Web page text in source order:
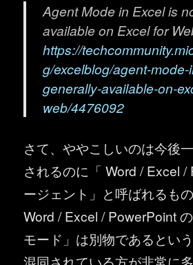
Agent Mode in Excel is
available on Excel for
https://
g/excelblog/agent-
generally-available-on-
web/4476092
さて、ややこしいのは今後
されるのに「 Word / Excel /
ージェント」と呼ばれるも
Word / Excel / PowerPoint
モード」は別物であるとい
混同されている方が非常に多